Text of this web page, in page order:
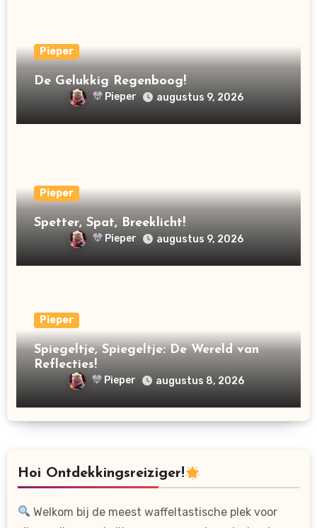
Pieper
De Gelukkig Regenboog!
Pieper augustus 9, 2026
Pieper
Spetter, Spat, Breeklicht!
Pieper augustus 9, 2026
Pieper
Spiegeltje, Spiegeltje: De Wereld van
Reflecties!
Pieper augustus 8, 2026
Hoi Ontdekkingsreiziger!
Welkom bij de meest waffeltastische plek voor